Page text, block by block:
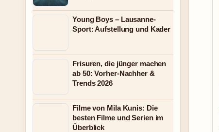
Young Boys – Lausanne-
Sport: Aufstellung und Kader
Frisuren, die jünger machen
ab 50: Vorher-Nachher &
Trends 2026
Filme von Mila Kunis: Die
besten Filme und Serien im
Überblick